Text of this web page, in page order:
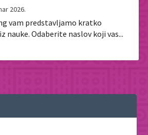
2026.
vam predstavljamo kratko
nauke. Odaberite naslov koji vas...